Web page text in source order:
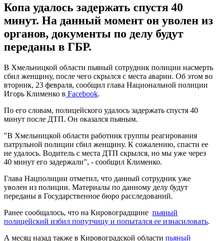
Копа удалось задержать спустя 40
минут. На данный момент он уволен из
органов, документы по делу будут
переданы в ГБР.
В Хмельницкой области пьяный сотрудник полиции насмерть
сбил женщину, после чего скрылся с места аварии. Об этом во
вторник, 23 февраля, сообщил глава Национальной полиции
Игорь Клименко в Facebook.
По его словам, полицейского удалось задержать спустя 40
минут после ДТП. Он оказался пьяным.
"В Хмельницкой области работник группы реагирования
патрульной полиции сбил женщину. К сожалению, спасти ее
не удалось. Водитель с места ДТП скрылся, но мы уже через
40 минут его задержали", - сообщил Клименко.
Глава Нацполиции отметил, что данный сотрудник уже
уволен из полиции. Материалы по данному делу будут
переданы в Государственное бюро расследований.
Ранее сообщалось, что на Кировоградщине пьяный
полицейский избил попутчицу и попытался ее изнасиловать.
А месяц назад также в Кировоградской области пьяный